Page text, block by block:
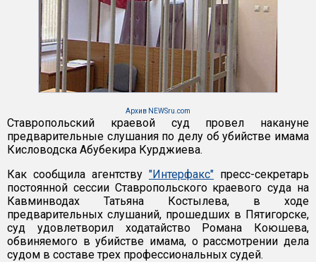
Архив NEWSru.com
Ставропольский краевой суд провел накануне
предварительные слушания по делу об убийстве имама
Кисловодска Абубекира Курджиева.
Как сообщила агентству "Интерфакс" пресс-секретарь
постоянной сессии Ставропольского краевого суда на
Кавминводах Татьяна Костылева, в ходе
предварительных слушаний, прошедших в Пятигорске,
суд удовлетворил ходатайство Романа Коюшева,
обвиняемого в убийстве имама, о рассмотрении дела
судом в составе трех профессиональных судей.